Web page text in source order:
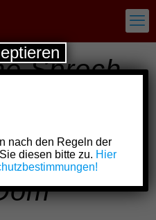
Sproch
nach den Regeln der
diesen bitte zu. Hier